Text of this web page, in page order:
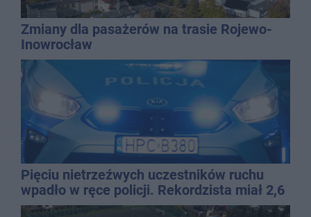
Zmiany dla pasażerów na trasie Rojewo-
Inowrocław
Pięciu nietrzeźwych uczestników ruchu
wpadło w ręce policji. Rekordzista miał 2,6
promila